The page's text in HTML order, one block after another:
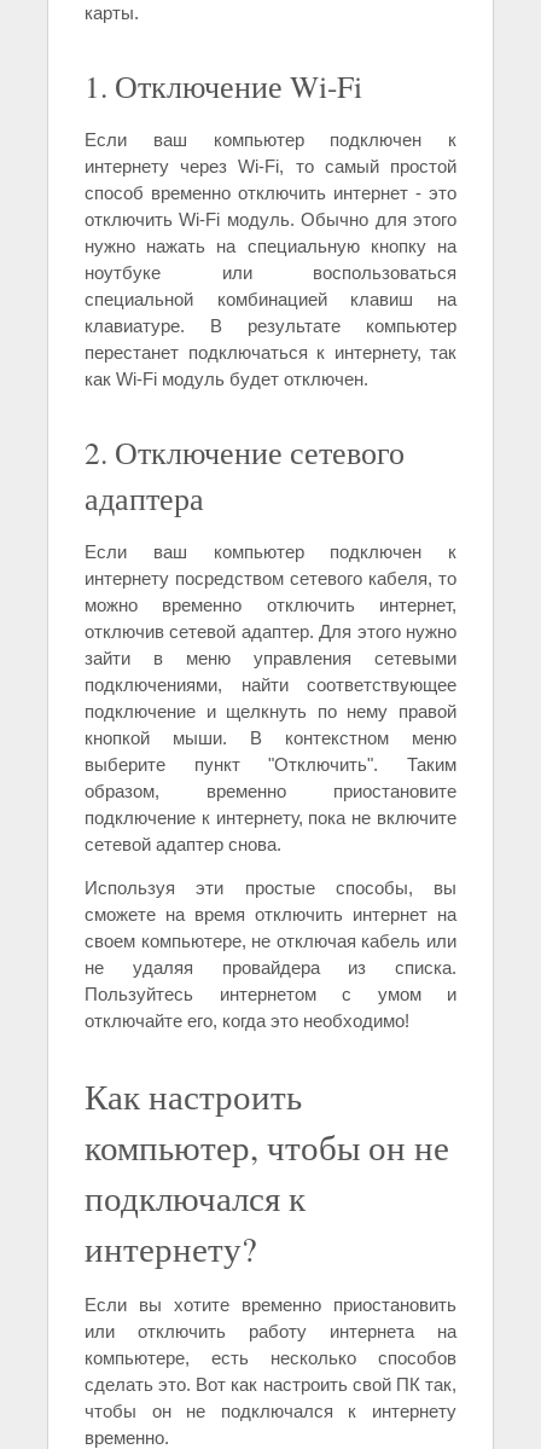
карты.
1. Отключение Wi-Fi
Если ваш компьютер подключен к
интернету через Wi-Fi, то самый простой
способ временно отключить интернет - это
отключить Wi-Fi модуль. Обычно для этого
нужно нажать на специальную кнопку на
ноутбуке или воспользоваться
специальной комбинацией клавиш на
клавиатуре. В результате компьютер
перестанет подключаться к интернету, так
как Wi-Fi модуль будет отключен.
2. Отключение сетевого
адаптера
Если ваш компьютер подключен к
интернету посредством сетевого кабеля, то
можно временно отключить интернет,
отключив сетевой адаптер. Для этого нужно
зайти в меню управления сетевыми
подключениями, найти соответствующее
подключение и щелкнуть по нему правой
кнопкой мыши. В контекстном меню
выберите пункт "Отключить". Таким
образом, временно приостановите
подключение к интернету, пока не включите
сетевой адаптер снова.
Используя эти простые способы, вы
сможете на время отключить интернет на
своем компьютере, не отключая кабель или
не удаляя провайдера из списка.
Пользуйтесь интернетом с умом и
отключайте его, когда это необходимо!
Как настроить
компьютер, чтобы он не
подключался к
интернету?
Если вы хотите временно приостановить
или отключить работу интернета на
компьютере, есть несколько способов
сделать это. Вот как настроить свой ПК так,
чтобы он не подключался к интернету
временно.